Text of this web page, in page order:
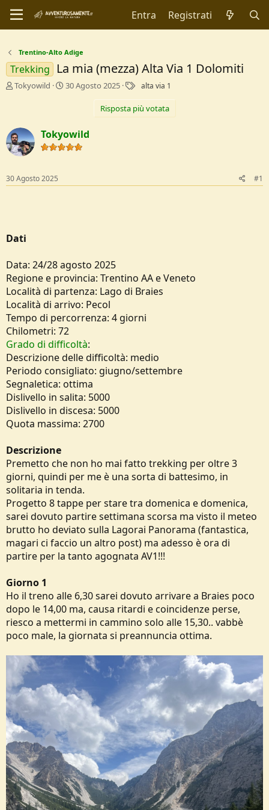
Entra Registrati
Trentino-Alto Adige
Trekking La mia (mezza) Alta Via 1 Dolomiti
C
t
o
r
i
s
n
e
Tokyowild
D
i
I
30 Agosto 2025
g
alta via 1
Risposta più votata
Tokyowild
30 Agosto 2025 #1
Dati
Data: 24/28 agosto 2025
Regione e provincia: Trentino AA e Veneto
Località di partenza: Lago di Braies
Località di arrivo: Pecol
Tempo di percorrenza: 4 giorni
Chilometri: 72
Grado di difficoltà:
Descrizione delle difficoltà: medio
Periodo consigliato: giugno/settembre
Segnaletica: ottima
Dislivello in salita: 5000
Dislivello in discesa: 5000
Quota massima: 2700
Descrizione
Premetto che non ho mai fatto trekking per oltre 3
giorni, quindi per me è una sorta di battesimo, in
solitaria in tenda.
Progetto 8 tappe per stare tra domenica e domenica,
sarei dovuto partire settimana scorsa ma visto il meteo
brutto ho deviato sulla Lagorai Panorama (fantastica,
magari ci faccio un altro post) ma adesso è ora di
partire per la tanto agognata AV1!!!
Giorno 1
Ho il treno alle 6,30 sarei dovuto arrivare a Braies poco
dopo le 14,00 ma, causa ritardi e coincidenze perse,
riesco a mettermi in cammino solo alle 15,30.. vabbè
poco male, la giornata si preannuncia ottima.